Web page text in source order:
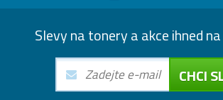
Slevy na tonery a akce ihned
CHCI